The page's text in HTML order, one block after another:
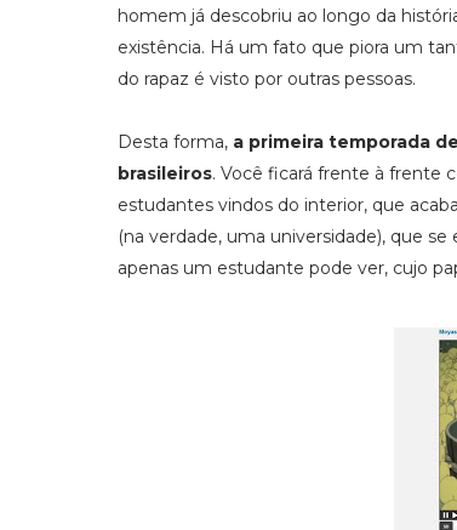
homem já descobriu ao longo da
existência. Há um fato que piora um
do rapaz é visto por outras pessoas.
Desta forma, a primeira temporada de
brasileiros. Você ficará frente à frente
estudantes vindos do interior, que
(na verdade, uma universidade), que
apenas um estudante pode ver, cujo